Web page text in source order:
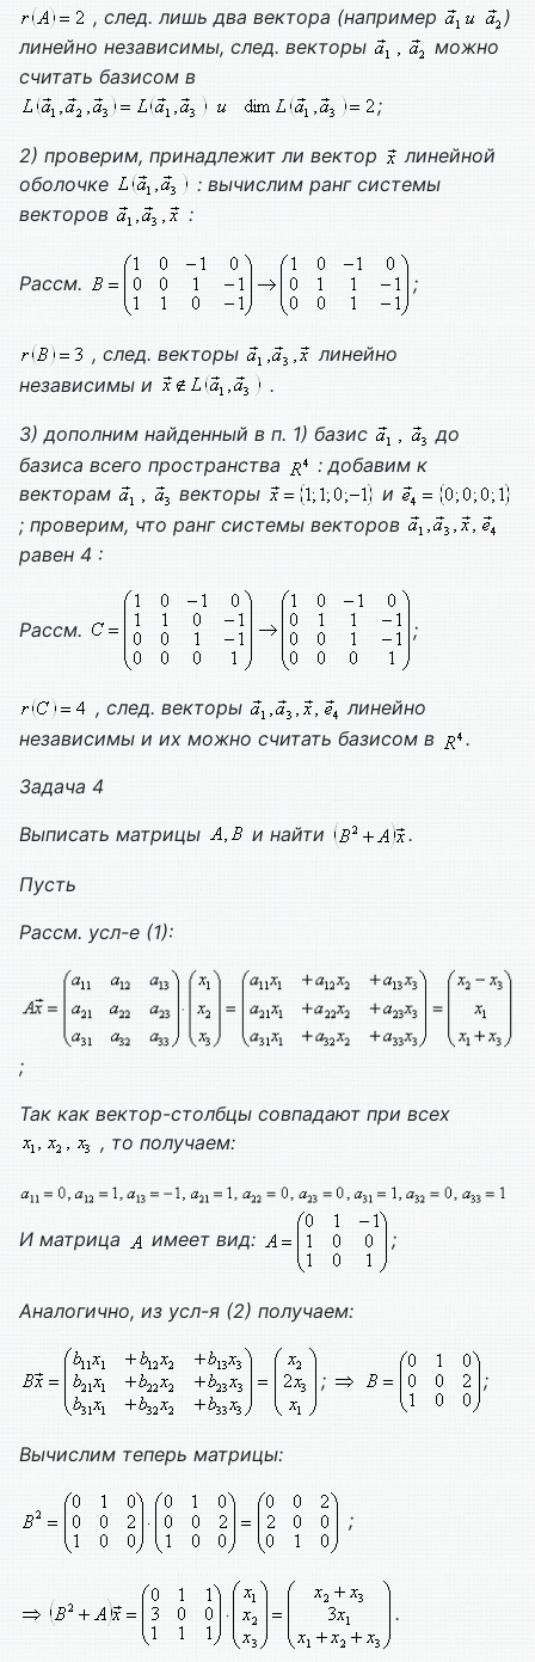
, след. лишь два вектора (например
)
линейно независимы, след. векторы
можно
считать базисом в
;
2) проверим, принадлежит ли вектор
линейной
оболочке
: вычислим ранг системы
векторов
:
Рассм. ;
, след. векторы
линейно
независимы и
.
3) дополним найденный в п. 1) базис
до
базиса всего пространства
: добавим к
векторам
векторы
и
; проверим, что ранг системы векторов
равен 4 :
Рассм. ;
, след. векторы
линейно
независимы и их можно считать базисом в
.
Задача 4
Выписать матрицы
и найти .
Пусть
Рассм. усл-е (1):
;
Так как вектор-столбцы совпадают при всех
, то получаем:
И матрица имеет вид: ;
Аналогично, из усл-я (2) получаем:
; ;
Вычислим теперь матрицы:
;
.